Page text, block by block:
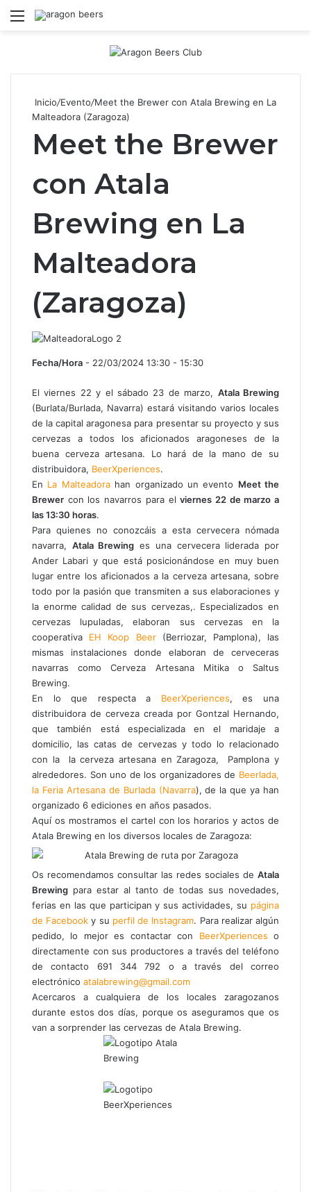
Menú
Inicio/Evento/Meet the Brewer con Atala Brewing en La
Malteadora (Zaragoza)
Meet the Brewer
con Atala
Brewing en La
Malteadora
(Zaragoza)
Fecha/Hora - 22/03/2024 13:30 - 15:30
El viernes 22 y el sábado 23 de marzo, Atala Brewing
(Burlata/Burlada, Navarra) estará visitando varios locales
de la capital aragonesa para presentar su proyecto y sus
cervezas a todos los aficionados aragoneses de la
buena cerveza artesana. Lo hará de la mano de su
distribuidora, BeerXperiences.
En La Malteadorahan organizado un evento Meet the
Brewer con los navarros para elviernes 22 de marzo a
las 13:30 horas.
Para quienes no conozcáis a esta cervecera nómada
navarra, Atala Brewing es una cervecera liderada por
Ander Labari y que está posicionándose en muy buen
lugar entre los aficionados a la cerveza artesana, sobre
todo por la pasión que transmiten a sus elaboraciones y
la enorme calidad de sus cervezas,. Especializados en
cervezas lupuladas, elaboran sus cervezas en la
cooperativa EH Koop Beer(Berriozar, Pamplona), las
mismas instalaciones donde elaboran de cerveceras
navarras como Cerveza Artesana Mitika o Saltus
Brewing.
En lo que respecta a BeerXperiences, es una
distribuidora de cerveza creada por Gontzal Hernando,
que también está especializada en el maridaje a
domicilio, las catas de cervezas y todo lo relacionado
con la la cerveza artesana en Zaragoza, Pamplona y
alrededores. Son uno de los organizadores de Beerlada,
la Feria Artesana de Burlada (Navarra), de la que ya han
organizado 6 ediciones en años pasados.
Aquí os mostramos el cartel con los horarios y actos de
Atala Brewing en los diversos locales de Zaragoza:
Os recomendamos consultar las redes sociales de Atala
Brewing para estar al tanto de todas sus novedades,
ferias en las que participan y sus actividades, su página
de Facebook y su perfil de Instagram. Para realizar algún
pedido, lo mejor es contactar con BeerXperiences o
directamente con sus productores a través del teléfono
de contacto 691 344 792 o a través del correo
electrónico atalabrewing@gmail.com
Acercaros a cualquiera de los locales zaragozanos
durante estos dos días, porque os aseguramos que os
van a sorprender las cervezas de Atala Brewing.